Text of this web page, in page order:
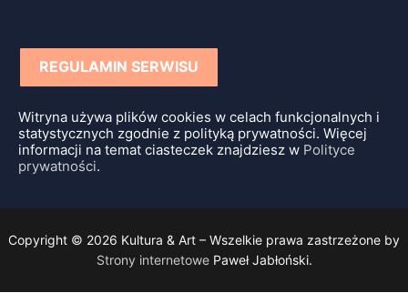
REGULAMIN SERWISU
Witryna używa plików cookies w celach funkcjonalnych i
statystycznych zgodnie z polityką prywatności. Więcej
informacji na temat ciasteczek znajdziesz w Polityce
prywatności.
Copyright © 2026 Kultura & Art – Wszelkie prawa zastrzeżone by
Strony internetowePaweł Jabłoński.